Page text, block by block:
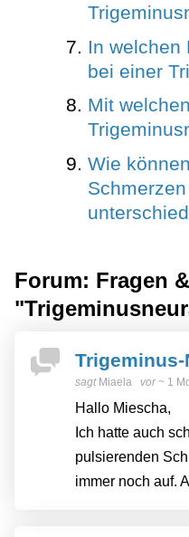
In welchen
bei einer
Mit
Wie
Forum: Fragen
Trigeminus-
sagt Miaela vor~ 1
Hallo Miescha,
Ich hatte auch
pulsierenden
immer noch auf.